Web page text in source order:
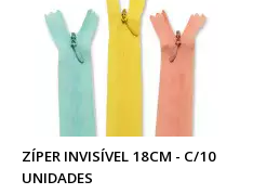
ZÍPER INVISÍVEL 18CM - C/10
UNIDADES